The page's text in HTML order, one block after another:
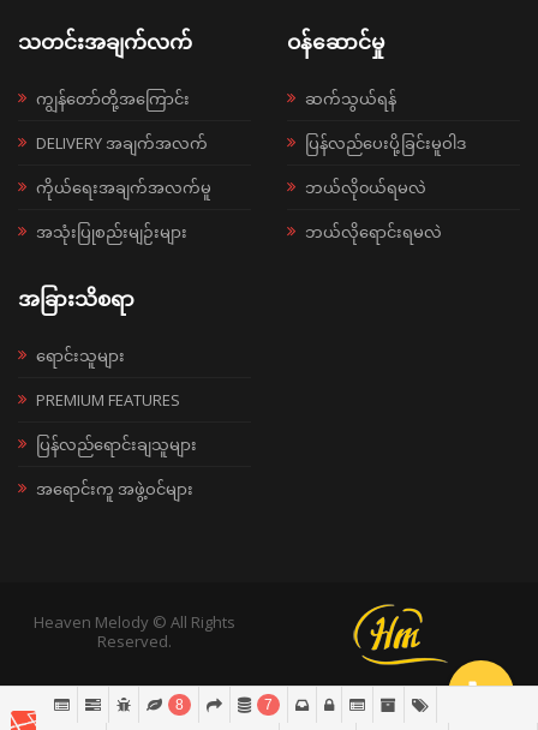
သတင်းအချက်လက်
ကျွန်တော်တို့အကြောင်း
DELIVERY အချက်အလက်
ကိုယ်ရေးအချက်အလက်မူ
အသုံးပြုစည်းမျဉ်းများ
ဝန်ဆောင်မှု
ဆက်သွယ်ရန်
ပြန်လည်ပေးပို့ခြင်းမူဝါဒ
ဘယ်လို၀ယ်ရမလဲ
ဘယ်လိုရောင်းရမလဲ
အခြားသိစရာ
ရောင်းသူများ
PREMIUM FEATURES
ပြန်လည်ရောင်းချသူများ
အရောင်းကူ အဖွဲ့ဝင်များ
Heaven Melody © All Rights
Reserved.
8 7